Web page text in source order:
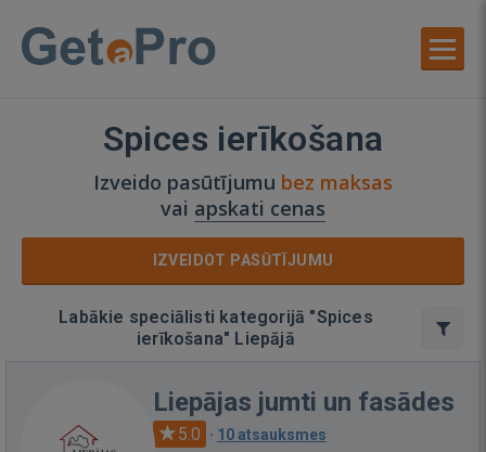
Spices ierīkošana
Izveido pasūtījumu bez maksas
vai apskati cenas
IZVEIDOT PASŪTĪJUMU
Labākie speciālisti kategorijā "Spices
ierīkošana" Liepājā
Liepājas jumti un fasādes
5.0 · 10 atsauksmes